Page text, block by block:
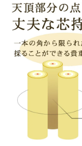
よばれているといわれて
◆ 品質の見分け方
牛角(上)には頭の部分
緻密なほど印章に与え
みがでにくくなります
通っているものが、よ
はこういった上質なも
逆に芯持ちではない牛
てしまいます。 印鑑と
によってはそうでない
大きくかかわることで